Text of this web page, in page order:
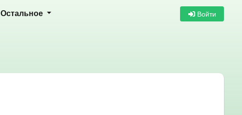
Остальное Войти